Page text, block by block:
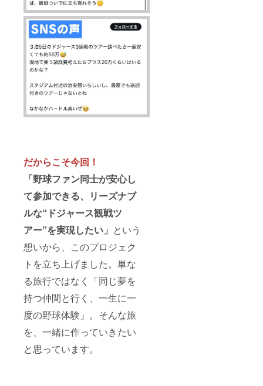
だからこそ今回！
「野球ファン同士が安心し
て参加できる、リーズナブ
ルな“ドジャース観戦ツ
アー”を実現したい」 という
想いから、このプロジェク
トを立ち上げました。単な
る旅行ではなく「同じ夢を
持つ仲間と行く、一生に一
度の野球体験」。そんな旅
を、一緒に作っていきたい
と思っています。